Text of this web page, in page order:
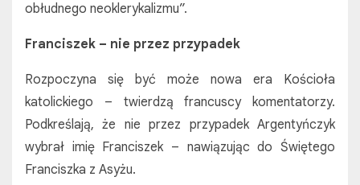
obłudnego neoklerykalizmu”.
Franciszek – nie przez przypadek
Rozpoczyna się być może nowa era Kościoła
katolickiego – twierdzą francuscy komentatorzy.
Podkreślają, że nie przez przypadek Argentyńczyk
wybrał imię Franciszek – nawiązując do Świętego
Franciszka z Asyżu.